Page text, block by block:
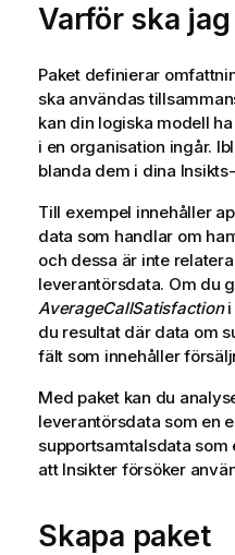
Varför ska
Paket definierar
ska användas
kan din logiska modell
i en organisation ingår.
blanda dem i dina
Till exempel innehåller
data som handlar om
och dessa är inte
leverantörsdata. Om du
AverageCallSatisfactioni
du resultat där data om
fält som innehåller
Med paket kan du
leverantörsdata som en
supportsamtalsdata som
att Insikter försöker
Skapa paket